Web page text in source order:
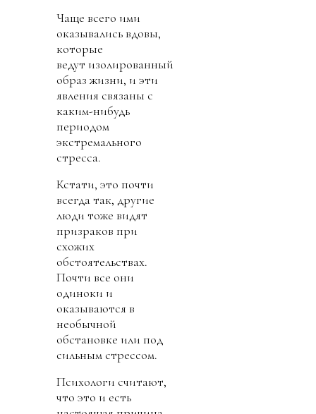
Чаще всего ими
оказывались вдовы,
которые
ведут изолированный
образ жизни, и эти
явления связаны с
каким-нибудь
периодом
экстремального
стресса.
Кстати, это почти
всегда так, другие
люди тоже видят
призраков при
схожих
обстоятельствах.
Почти все они
одиноки и
оказываются в
необычной
обстановке или под
сильным стрессом.
Психологи считают,
что это и есть